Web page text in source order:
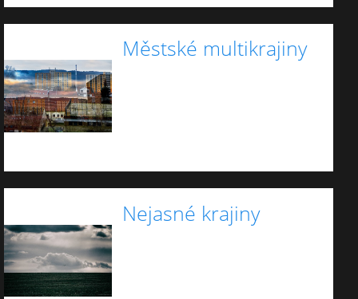
Městské multikrajiny
Nejasné krajiny